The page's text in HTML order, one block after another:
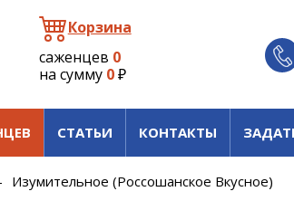
Корзина
саженцев 0
на сумму 0₽
СТАТЬИ КОНТАКТЫ
Изумительное (Россошанское Вкусное)